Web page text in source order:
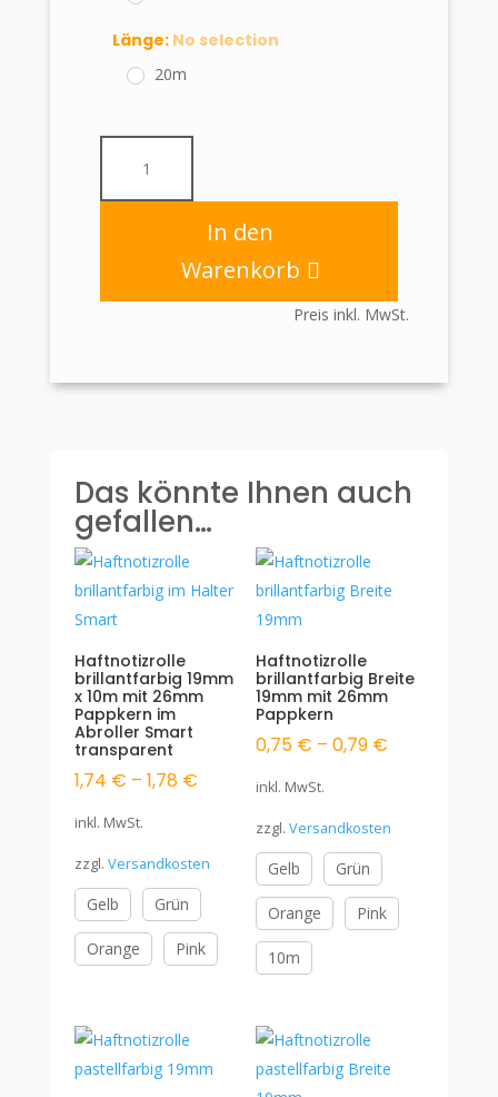
Länge: No selection
20m
kristallklar
Plastikkern
In den
Warenkorb
Preis inkl. MwSt.
Das könnte Ihnen auch
gefallen…
Haftnotizrolle
brillantfarbig 19mm
x 10m mit 26mm
Pappkern im
Abroller Smart
transparent
1,74 € – 1,78 €
inkl. MwSt.
zzgl. Versandkosten
Gelb Grün
Orange Pink
Haftnotizrolle
brillantfarbig Breite
19mm mit 26mm
Pappkern
0,75 € –0,79 €
inkl. MwSt.
zzgl.Versandkosten
Gelb Grün
Orange Pink
10m